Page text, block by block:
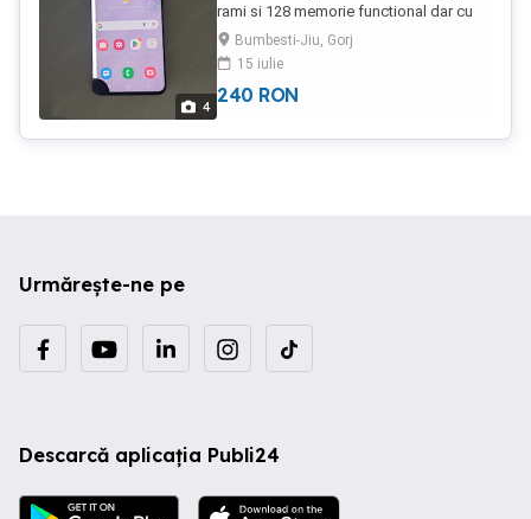
4
rami si 128 memorie functional dar cu
aceea pata si dunga pe displei. Este
liber in retea , taciul functioneaza pe
toata suprafata.
Bumbesti-Jiu, Gorj
15 iulie
240 RON
Urmărește-ne pe
Descarcă aplicația Publi24